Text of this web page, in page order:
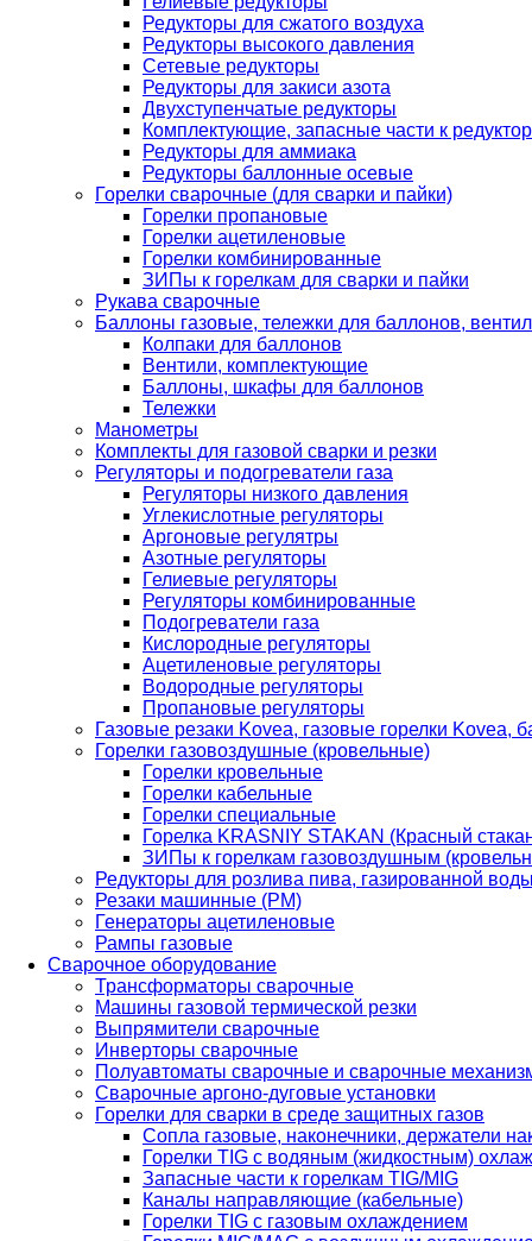
Редукторы для сжатого воздуха
Редукторы высокого давления
Сетевые редукторы
Редукторы для закиси азота
Двухступенчатые редукторы
Комплектующие, запасные части к
Редукторы для аммиака
Редукторы баллонные осевые
Горелки сварочные (для сварки и пайки)
Горелки пропановые
Горелки ацетиленовые
Горелки комбинированные
ЗИПы к горелкам для сварки и пайки
Рукава сварочные
Баллоны газовые, тележки для баллонов,
Колпаки для баллонов
Вентили, комплектующие
Баллоны, шкафы для баллонов
Тележки
Манометры
Комплекты для газовой сварки и резки
Регуляторы и подогреватели газа
Регуляторы низкого давления
Углекислотные регуляторы
Аргоновые регулятры
Азотные регуляторы
Гелиевые регуляторы
Регуляторы комбинированные
Подогреватели газа
Кислородные регуляторы
Ацетиленовые регуляторы
Водородные регуляторы
Пропановые регуляторы
Газовые резаки Kovea, газовые горелки Kovea,
Горелки газовоздушные (кровельные)
Горелки кровельные
Горелки кабельные
Горелки специальные
Горелка KRASNIY STAKAN (Красный
ЗИПы к горелкам газовоздушным
Редукторы для розлива пива, газированной
Резаки машинные (РМ)
Генераторы ацетиленовые
Рампы газовые
Сварочное оборудование
Трансформаторы сварочные
Машины газовой термической резки
Выпрямители сварочные
Инверторы сварочные
Полуавтоматы сварочные и сварочные
Сварочные аргоно-дуговые установки
Горелки для сварки в среде защитных газов
Сопла газовые, наконечники, держатели
Горелки TIG с водяным (жидкостным)
Запасные части к горелкам TIG/MIG
Каналы направляющие (кабельные)
Горелки TIG с газовым охлаждением